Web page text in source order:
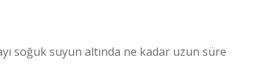
soğuk suyun altında ne kadar uzun süre